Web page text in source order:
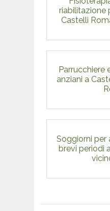
riabilitazione
Castelli
Parrucchiere
anziani a
Soggiorni per
brevi periodi